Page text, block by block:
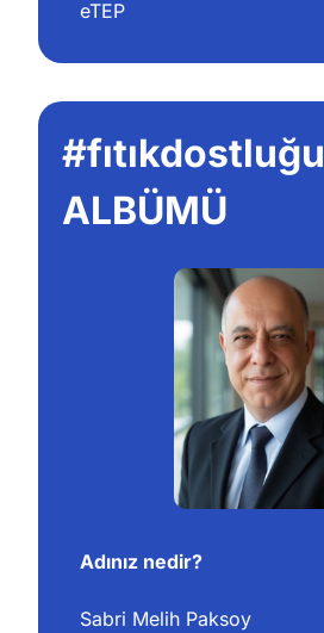
eTEP
#fıtıkdostluğu
ALBÜMÜ
Adınız nedir?
Sabri Melih Paksoy